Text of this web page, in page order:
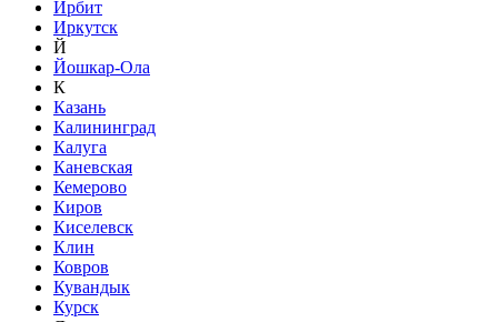
Ирбит
Иркутск
Й
Йошкар-Ола
К
Казань
Калининград
Калуга
Каневская
Кемерово
Киров
Киселевск
Клин
Ковров
Кувандык
Курск